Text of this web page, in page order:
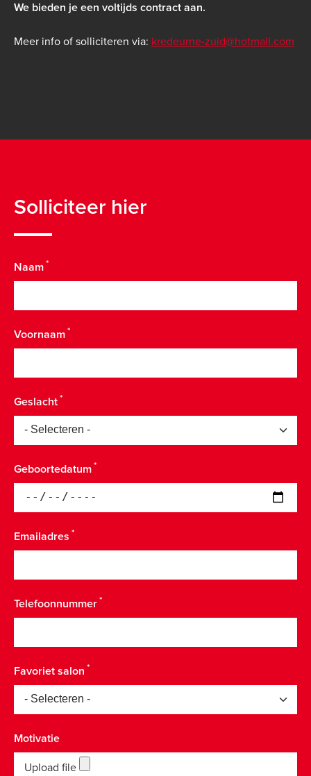
We bieden je een voltijds contract aan.
Meer info of solliciteren via: kredeurne-zuid@hotmail.com
Solliciteer hier
Naam
Voornaam
Geslacht
Geboortedatum
Emailadres
Telefoonnummer
Favoriet salon
Motivatie
Upload file